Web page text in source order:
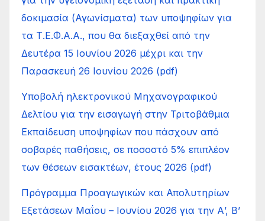
δοκιμασία (Αγωνίσματα) των υποψηφίων για
τα Τ.Ε.Φ.Α.Α., που θα διεξαχθεί από την
Δευτέρα 15 Ιουνίου 2026 μέχρι και την
Παρασκευή 26 Ιουνίου 2026 (pdf)
Υποβολή ηλεκτρονικού Μηχανογραφικού
Δελτίου για την εισαγωγή στην Τριτοβάθμια
Εκπαίδευση υποψηφίων που πάσχουν από
σοβαρές παθήσεις, σε ποσοστό 5% επιπλέον
των θέσεων εισακτέων, έτους 2026 (pdf)
Πρόγραμμα Προαγωγικών και Απολυτηρίων
Εξετάσεων Μαΐου – Ιουνίου 2026 για την Α’, Β’